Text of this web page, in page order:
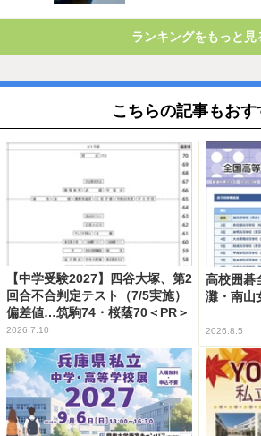
ランキングをもっと見
こちらの記事もおす
【中学受験2027】四谷大塚、第2
回合不合判定テスト（7/5実施）
偏差値…筑駒74・桜蔭70＜PR＞
2026.7.10
高校囲碁
灘・南山
2026.8.5